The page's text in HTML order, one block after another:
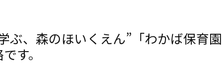
ぶ、森のほいくえん”「わかば保育
す。